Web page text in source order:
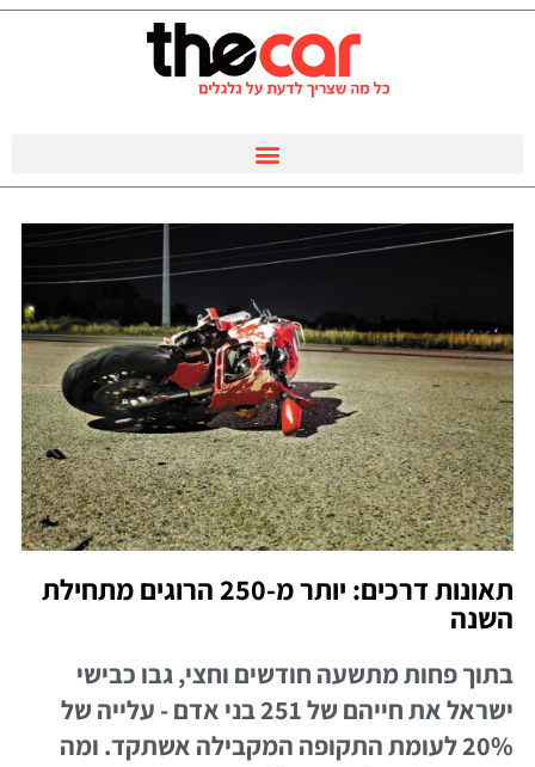
תאונות דרכים: יותר מ-250 הרוגים מתחילת
השנה
בתוך פחות מתשעה חודשים וחצי, גבו כבישי
ישראל את חייהם של 251 בני אדם - עלייה של
20% לעומת התקופה המקבילה אשתקד. ומה